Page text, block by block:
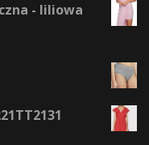
- liliowa